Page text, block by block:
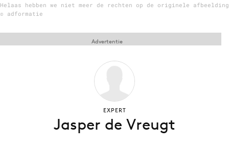
Events
Helaas hebben we niet meer de rechten op de originele afbeelding
© adformatie
Advertentie
EXPERT
Jasper de Vreugt